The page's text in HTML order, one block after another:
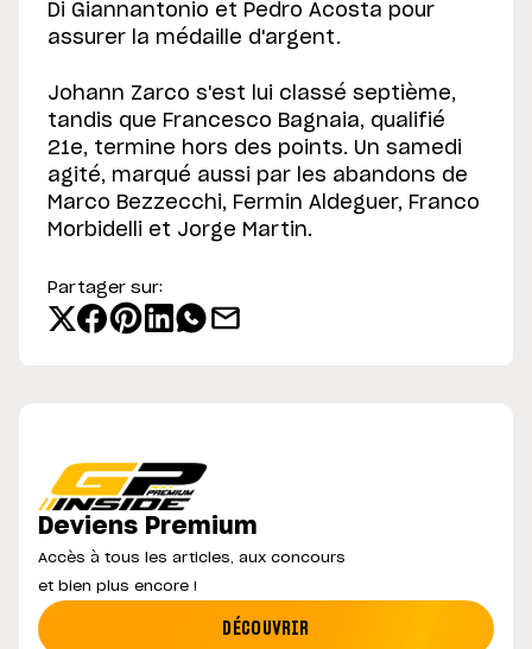
Di Giannantonio et Pedro Acosta pour
assurer la médaille d'argent.
Johann Zarco s'est lui classé septième,
tandis que Francesco Bagnaia, qualifié
21e, termine hors des points. Un samedi
agité, marqué aussi par les abandons de
Marco Bezzecchi, Fermin Aldeguer, Franco
Morbidelli et Jorge Martin.
Partager sur:
Deviens Premium
Accès à tous les articles, aux concours
et bien plus encore !
DÉCOUVRIR